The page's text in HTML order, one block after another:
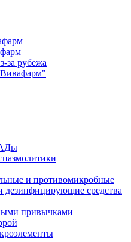
за рубежа
и противомикробные
дезинфицирующие средства
привычками